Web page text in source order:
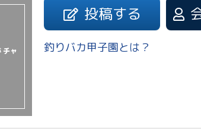
チャ
投稿する
釣りバカ甲子園とは？